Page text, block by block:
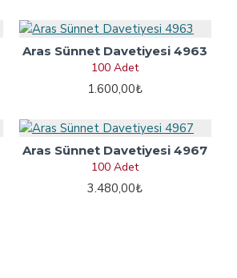
Aras Sünnet Davetiyesi 4963
100 Adet
1.600,00₺
Aras Sünnet Davetiyesi 4967
100 Adet
3.480,00₺